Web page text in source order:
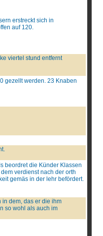
erstreckt sich in
auf 120.
viertel stund entfernt
gezellt werden. 23 Knaben
beordret die Künder Klassen
verdienst nach der orth
gemäs in der lehr befördert.
in dem, das er die ihm
so wohl als auch im